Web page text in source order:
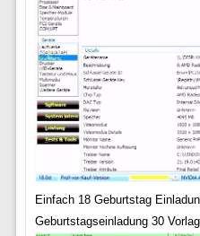
Einfach 18 Geburtstag
Geburtstagseinladung 30